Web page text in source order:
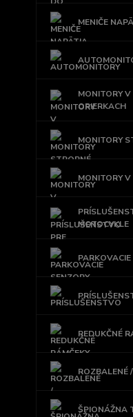
MENIČE
MONITORY
OPIERKACH
MONITORY
MONITORY
MOTOCYKLE
REDUKČNÉ
ROZBALENÉ
ŠPIONÁŽNA